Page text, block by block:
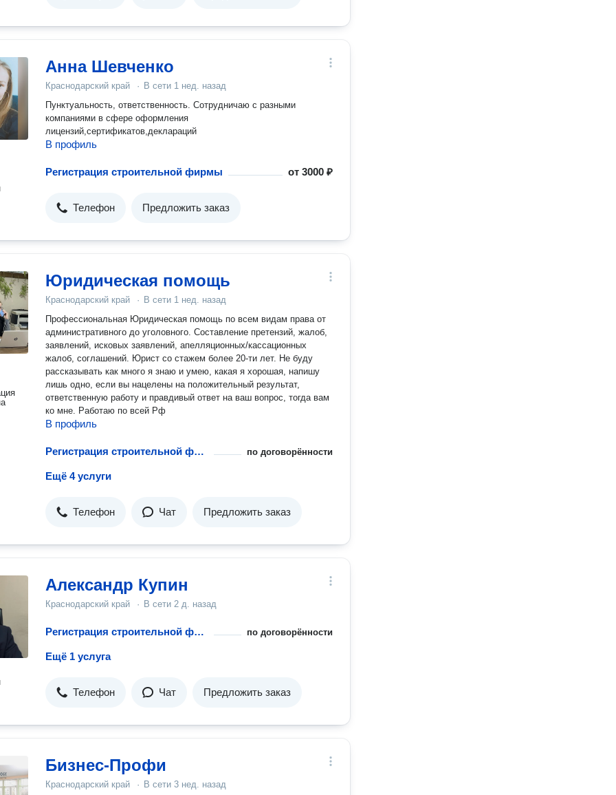
Анна Шевченко
Краснодарский край · В сети 1 нед. назад
Пунктуальность, ответственность. Сотрудничаю с разными
компаниями в сфере оформления
лицензий,сертификатов,деклараций
В профиль
Регистрация строительной фирмы от3000 ₽
Телефон Предложить заказ
Юридическая помощь
Краснодарский край · В сети 1 нед. назад
Профессиональная Юридическая помощь по всем видам права от
административного до уголовного. Составление претензий, жалоб,
заявлений, исковых заявлений, апелляционных/кассационных
жалоб, соглашений. Юрист со стажем более 20-ти лет. Не буду
рассказывать как много я знаю и умею, какая я хорошая, напишу
лишь одно, если вы нацелены на положительный результат,
ответственную работу и правдивый ответ на ваш вопрос, тогда вам
ко мне. Работаю по всей Рф
В профиль
Регистрация строительной фирмы по договорённости
Ещё 4 услуги
Телефон Чат Предложить заказ
Александр Купин
Краснодарский край · В сети 2 д. назад
Регистрация строительной фирмы по договорённости
Ещё 1 услуга
Телефон Чат Предложить заказ
Бизнес-Профи
Краснодарский край · В сети 3 нед. назад